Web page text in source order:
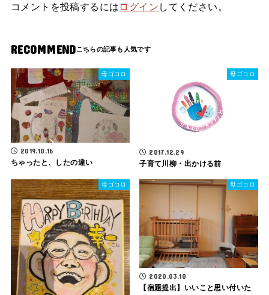
コメントを投稿するには ログイン してください。
RECOMMEND
母ゴコロ
2019.10.16
ちゃったと、したの違い
母ゴコロ
2017.12.29
子育て川柳・出かける前
母ゴコロ 母ゴコロ
2020.03.10
【宿題提出】いいこと思い付いた